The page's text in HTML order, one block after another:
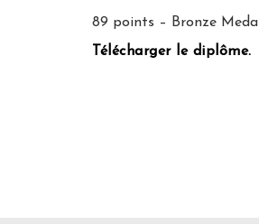
89 points – Bronze Medal
Télécharger le diplôme.